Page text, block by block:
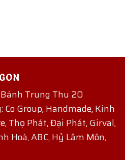
Trung Thu 20
Group, Handmade, Kinh
Thọ Phát, Đại Phát, Girval,
Hoà, ABC, Hỷ Lâm Môn,